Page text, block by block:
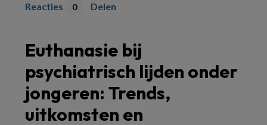
Reacties 0 Delen
Euthanasie bij
psychiatrisch lijden onder
jongeren: Trends,
uitkomsten en